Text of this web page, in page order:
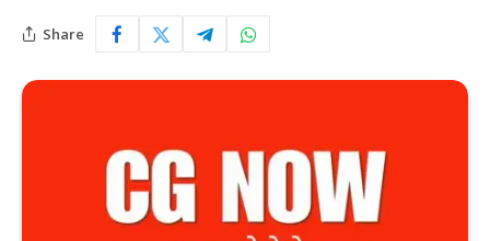
Share